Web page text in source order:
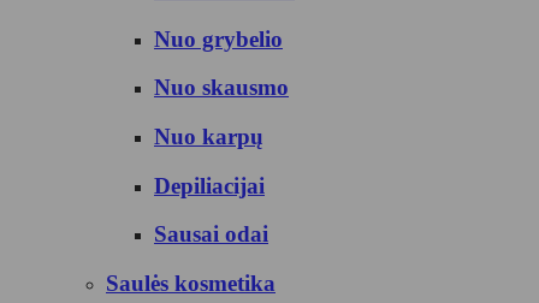
Nuo grybelio
Nuo skausmo
Nuo karpų
Depiliacijai
Sausai odai
Saulės kosmetika